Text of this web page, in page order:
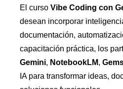
El cursoVibe Coding con
desean incorporar
documentación,
capacitación práctica, los
Gemini, NotebookLM,
IA para transformar ideas,